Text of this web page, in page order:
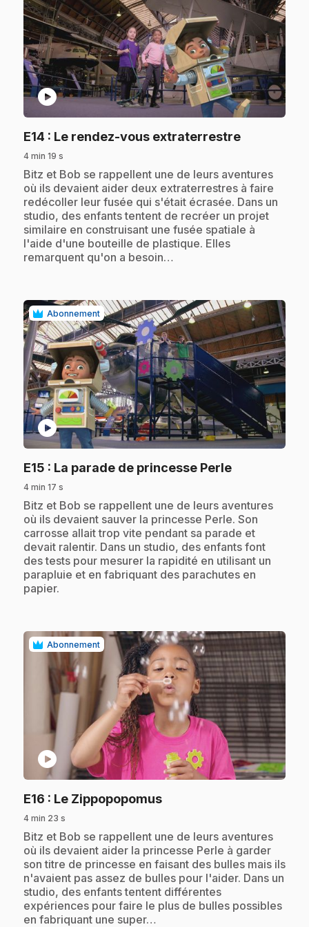
play_circle
E14 : Le rendez-vous extraterrestre.
4 min 19 s
.Bitz et Bob se rappellent une de leurs aventures
où ils devaient aider deux extraterrestres à faire
redécoller leur fusée qui s'était écrasée. Dans un
studio, des enfants tentent de recréer un projet
similaire en construisant une fusée spatiale à
l'aide d'une bouteille de plastique. Elles
remarquent qu'on a besoin…
Abonnement
play_circle
E15 : La parade de princesse Perle.
4 min 17 s
.Bitz et Bob se rappellent une de leurs aventures
où ils devaient sauver la princesse Perle. Son
carrosse allait trop vite pendant sa parade et
devait ralentir. Dans un studio, des enfants font
des tests pour mesurer la rapidité en utilisant un
parapluie et en fabriquant des parachutes en
papier.
Abonnement
play_circle
E16 : Le Zippopopomus.
4 min 23 s
.Bitz et Bob se rappellent une de leurs aventures
où ils devaient aider la princesse Perle à garder
son titre de princesse en faisant des bulles mais ils
n'avaient pas assez de bulles pour l'aider. Dans un
studio, des enfants tentent différentes
expériences pour faire le plus de bulles possibles
en fabriquant une super…